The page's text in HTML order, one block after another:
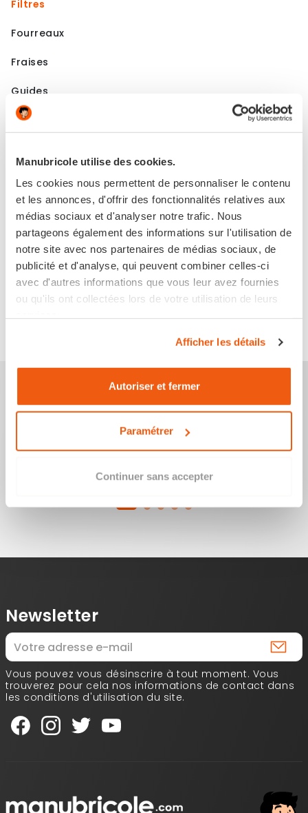
Manubricole utilise des cookies.
Les cookies nous permettent de personnaliser le contenu
et les annonces, d'offrir des fonctionnalités relatives aux
médias sociaux et d'analyser notre trafic. Nous
partageons également des informations sur l'utilisation de
notre site avec nos partenaires de médias sociaux, de
publicité et d'analyse, qui peuvent combiner celles-ci
avec d'autres informations que vous leur avez fournies
ou qu'ils ont collectées lors de votre utilisation de leurs
Afficher les détails
Autoriser et fermer
Paramétrer
Continuer sans accepter
Filtres
Fourreaux
Fraises
Guides
Kits
Sacs Divers
Supports
Aucun produit disponible pour le moment
Restez à l'écoute ! D'autres produits seront affichés
Paiement 3X dès 150 €
Toutes vos transactions sur ce site sont 100% sécurisées.
Newsletter
Vous pouvez vous désinscrire à tout moment. Vous
trouverez pour cela nos informations de contact dans
les conditions d'utilisation du site.